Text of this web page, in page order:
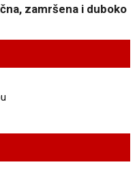
zamršena i duboko